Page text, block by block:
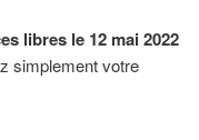
libres le 12 mai 2022
simplement votre